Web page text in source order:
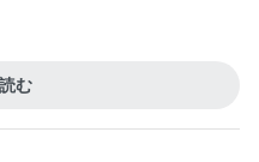
む